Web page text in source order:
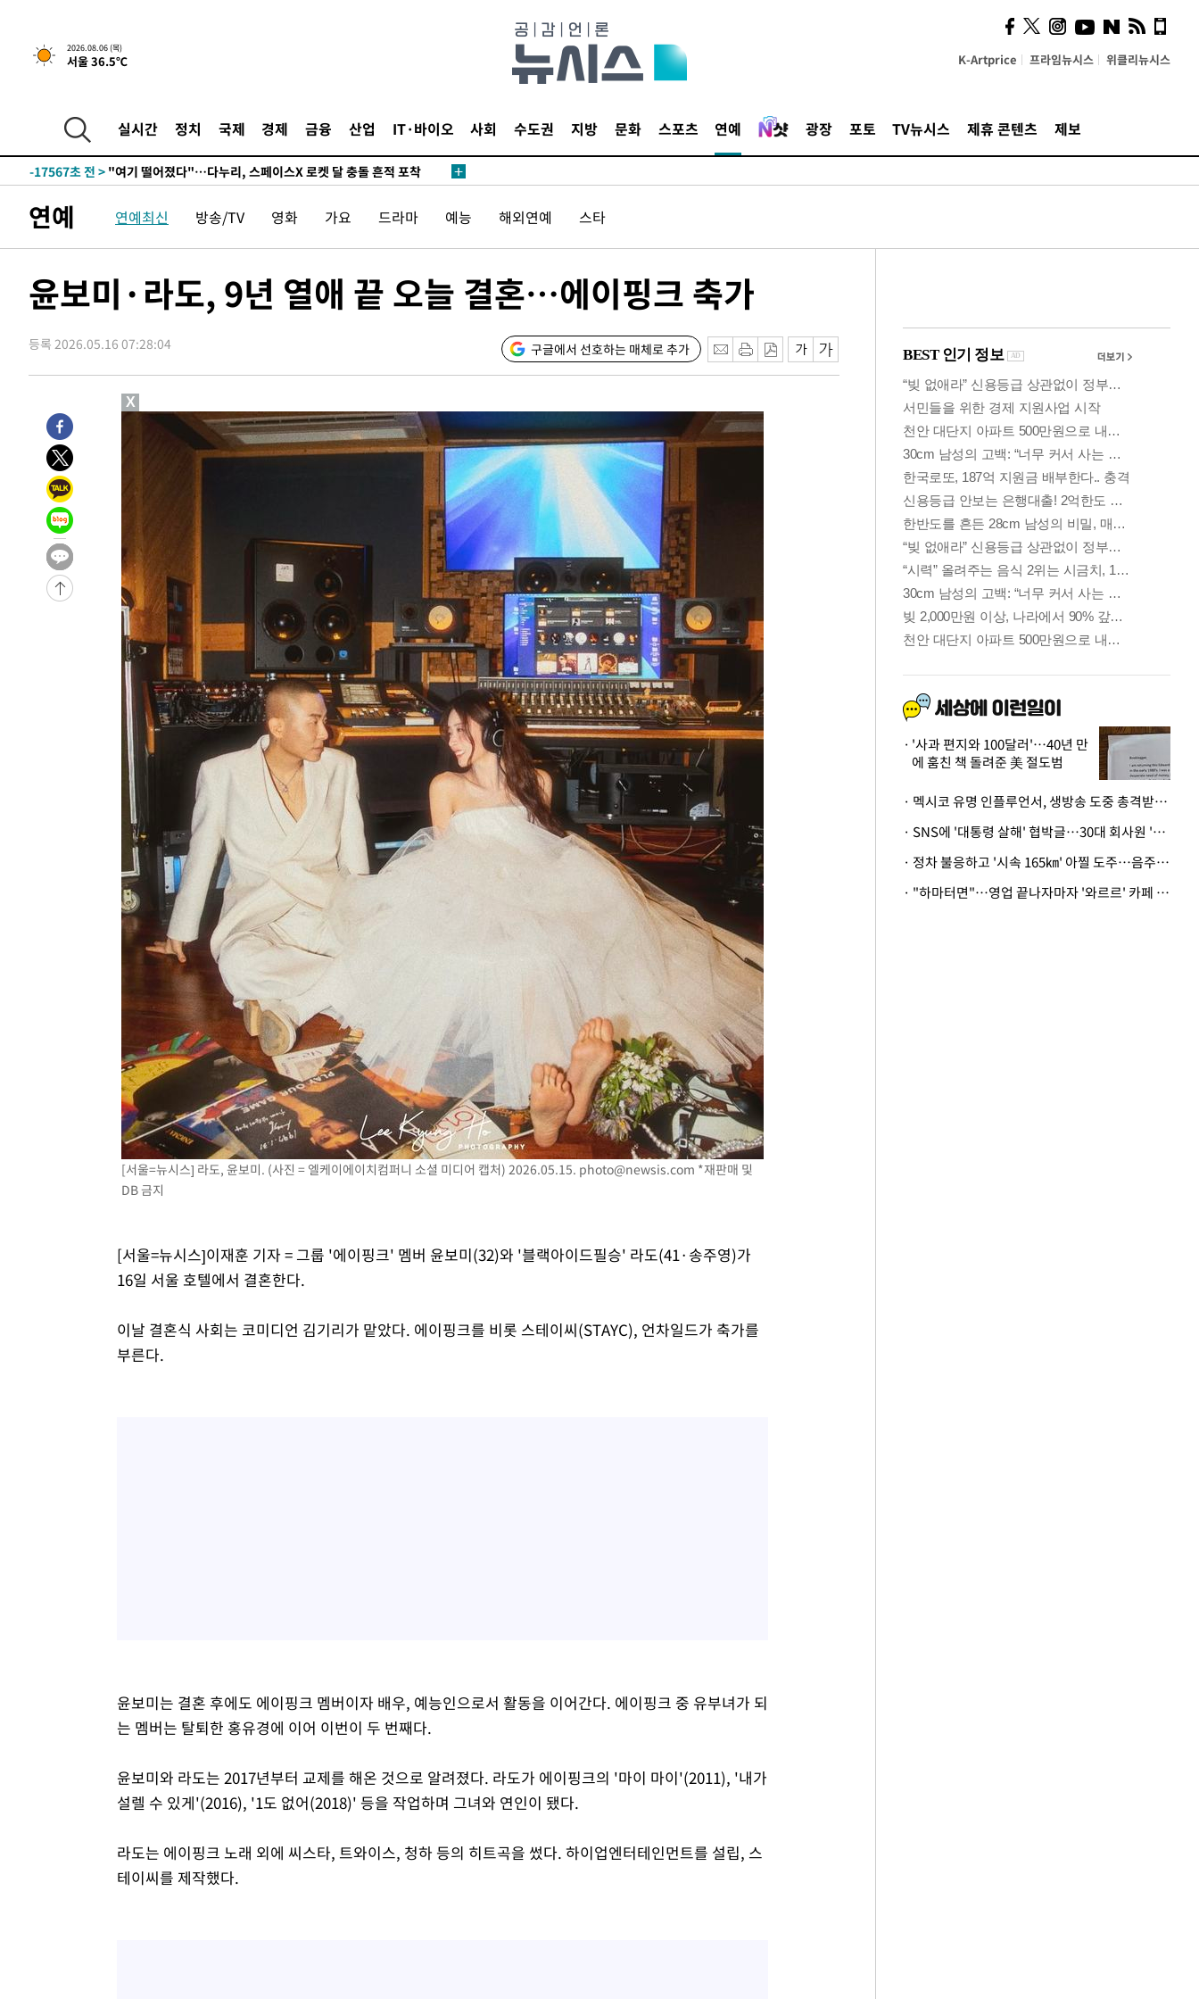
2026.08.06 (목)
서울 36.5℃ K-Artprice 프라임뉴시스 위클리뉴시스
실시간 정치 국제 경제 금융 산업 IT·바이오 사회 수도권 지방 문화 스포츠 연예 광장 포토 TV뉴시스 제휴 콘텐츠 제보
-24078초 전 >[속보]종합특검, 대검 추가 압수수색…내란 중요임무종사 혐의
-19968초 전 >
[속보]원·달러 환율, 0.7원 내린 1423.8원 마감
-17567초 전 >"여기 떨어졌다"…다누리, 스페이스X 로켓 달 충돌 흔적 포착
-14612초 전 >손흥민, 5경기 연속골 실패…LAFC는 승부차기 끝 과달라하라 격파
-7213초 전 >
내일까지 39도 '펄펄'…기상청 "태풍 지나며 폭염 잠시 꺾인다"
-6850초 전 >
-3348초 전 >[속보]산업장관 "李정부, 원전 반대 안해…안정 전력 위해 불가피"
-2045초 전 >
[속보]경찰, '홍명보 선임 논란' 대한축구협회·축구회관 등 압수수색
-28288초 전 >
[속보]합참 "北 발사체는 단거리탄도미사일…감시·경계태세 강
-25872초 전 >
[속보]합참 "북, 동해상으로 미상 발사체 발사"
-25268초 전 >
'낮 최고 39도' 불볕더위…한밤 열대야도 계속[내일날씨]
-25227초 전 > [속보]7~9일 프로야구 3연전도 폭염 취소…11일 재개
-24889초 전 >
-24716초 전 >
'월드컵 탈락 후폭풍' 축구협회…초유의 압수수색에 '충격·당황'
-24556초 전 >
서울 낮 37.9도, 올여름 최고치 경신…영등포 순간 '40도'
-24118초 전 >
[속보]종합특검, 대검 추가 압수수색…내란 중요임무종사 혐의
-20213초 전 >
[속보]코스닥, 800p 회복…0.26% 오른 801.67 마감
[속보]코스피, 301.88포인트(4.58%) 내린 6296.38 마감
[속보]원·달러 환율, 0.7원 내린 1423.8원 마감
"여기 떨어졌다"…다누리, 스페이스X 로켓 달 충돌 흔적 포착
손흥민, 5경기 연속골 실패…LAFC는 승부차기 끝 과달라하라 격파
내일까지 39도 '펄펄'…기상청 "태풍 지나며 폭염 잠시 꺾인다"
트럼프, 한국계 진보 주지사 후보 맹공…"공산주의가 최대 위협"
"美간섭에 합의 지연"…트럼프, '이란 호르무즈 통제권' 수용할까
[속보]산업장관 "李정부, 원전 반대 안해…안정 전력 위해 불가피"
[속보]경찰, '홍명보 선임 논란' 대한축구협회·축구회관 등 압수수색
연예 연예최신 방송/TV 영화 가요 드라마 예능 해외연예 스타
윤보미·라도, 9년 열애 끝 오늘 결혼…에이핑크 축가
등록 2026.05.16 07:28:04 구글에서 선호하는 매체로 추가
[서울=뉴시스] 라도, 윤보미. (사진 = 엘케이에이치컴퍼니 소셜 미디어 캡처) 2026.05.15. photo@newsis.com *재판매 및
DB 금지
[서울=뉴시스]이재훈 기자 = 그룹 '에이핑크' 멤버 윤보미(32)와 '블랙아이드필승' 라도(41·송주영)가
16일 서울 호텔에서 결혼한다.
이날 결혼식 사회는 코미디언 김기리가 맡았다. 에이핑크를 비롯 스테이씨(STAYC), 언차일드가 축가를
부른다.
윤보미는 결혼 후에도 에이핑크 멤버이자 배우, 예능인으로서 활동을 이어간다. 에이핑크 중 유부녀가 되
는 멤버는 탈퇴한 홍유경에 이어 이번이 두 번째다.
윤보미와 라도는 2017년부터 교제를 해온 것으로 알려졌다. 라도가 에이핑크의 '마이 마이'(2011), '내가
설렐 수 있게'(2016), '1도 없어(2018)' 등을 작업하며 그녀와 연인이 됐다.
라도는 에이핑크 노래 외에 씨스타, 트와이스, 청하 등의 히트곡을 썼다. 하이업엔터테인먼트를 설립, 스
테이씨를 제작했다.
의견, 국토부·LH에 충실히
전달할 것"
'사과 편지와 100달러'…40년 만
에 훔친 책 돌려준 美 절도범
· 멕시코 유명 인플루언서, 생방송 도중 총격받아 사망
· SNS에 '대통령 살해' 협박글…30대 회사원 '불구속 송치'
· 정차 불응하고 '시속 165㎞' 아찔 도주…음주운전자 체포
· "하마터면"…영업 끝나자마자 '와르르' 카페 테라스 덮친 대리석 외벽
X